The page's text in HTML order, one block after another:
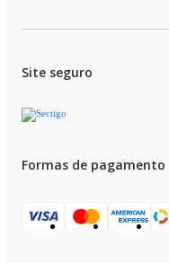
Site seguro
Formas de pagamento